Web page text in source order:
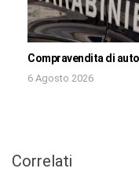
Compravendita di
6 Agosto 2026
Correlati